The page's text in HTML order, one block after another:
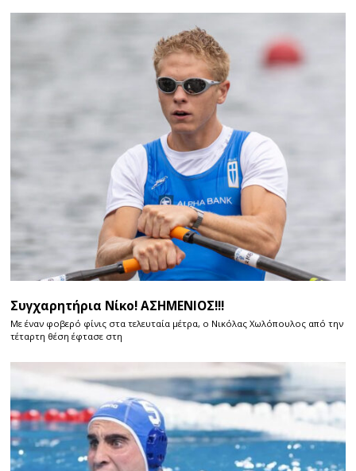
Συγχαρητήρια Νίκο! ΑΣΗΜΕΝΙΟΣ!!!
Με έναν φοβερό φίνις στα τελευταία μέτρα, ο Νικόλας Χωλόπουλος από την
τέταρτη θέση έφτασε στη